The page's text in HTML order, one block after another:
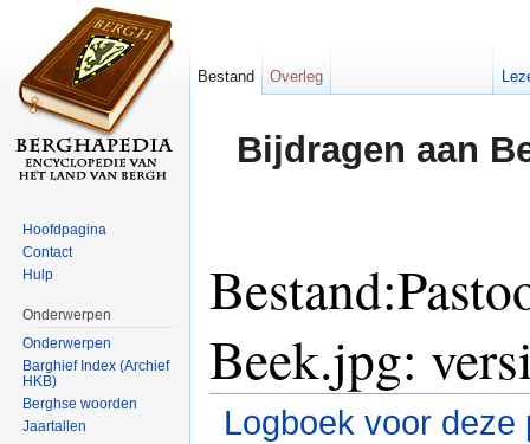
Bijdragen aan
Beek.jpg:
Logboek voor deze
Bestand Overleg
Hoofdpagina
Contact
Hulp
Onderwerpen
Onderwerpen
Barghief Index (Archief
HKB)
Berghse woorden
Jaartallen